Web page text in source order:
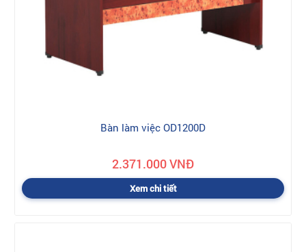
Bàn làm việc OD1200D
2.371.000 VNĐ
Xem chi tiết